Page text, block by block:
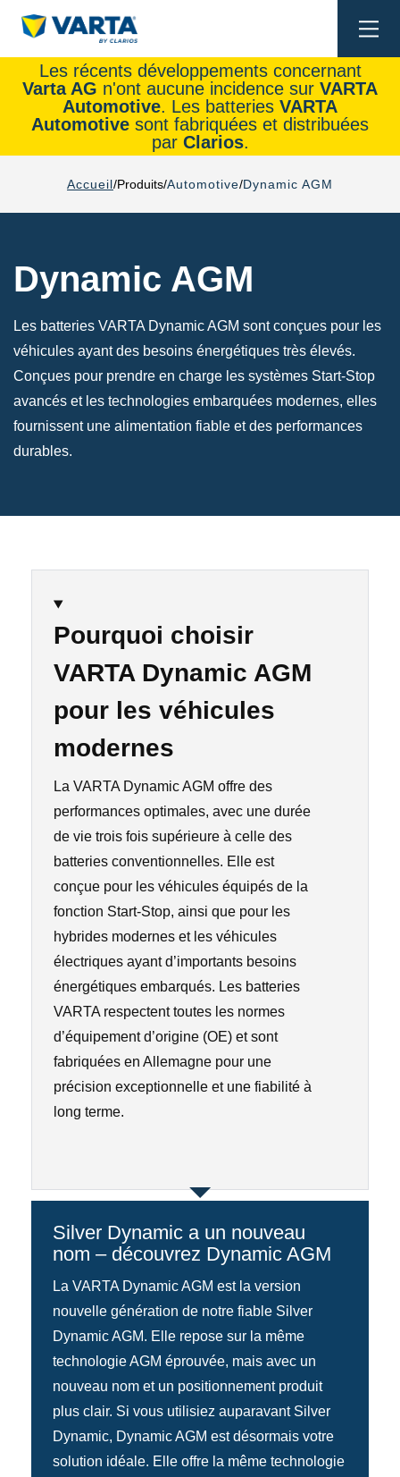
Les récents développements concernant
Varta AG n'ont aucune incidence sur VARTA
Automotive. Les batteries VARTA
Automotive sont fabriquées et distribuées
par Clarios.
Accueil Produits Automotive Dynamic AGM
Dynamic AGM
Les batteries VARTA Dynamic AGM sont conçues pour les
véhicules ayant des besoins énergétiques très élevés.
Conçues pour prendre en charge les systèmes Start-Stop
avancés et les technologies embarquées modernes, elles
fournissent une alimentation fiable et des performances
durables.
Pourquoi choisir
VARTA Dynamic AGM
pour les véhicules
modernes
La VARTA Dynamic AGM offre des
performances optimales, avec une durée
de vie trois fois supérieure à celle des
batteries conventionnelles. Elle est
conçue pour les véhicules équipés de la
fonction Start-Stop, ainsi que pour les
hybrides modernes et les véhicules
électriques ayant d’importants besoins
énergétiques embarqués. Les batteries
VARTA respectent toutes les normes
d’équipement d’origine (OE) et sont
fabriquées en Allemagne pour une
précision exceptionnelle et une fiabilité à
long terme.
Silver Dynamic a un nouveau
nom – découvrez Dynamic AGM
La VARTA Dynamic AGM est la version
nouvelle génération de notre fiable Silver
Dynamic AGM. Elle repose sur la même
technologie AGM éprouvée, mais avec un
nouveau nom et un positionnement produit
plus clair. Si vous utilisiez auparavant Silver
Dynamic, Dynamic AGM est désormais votre
solution idéale. Elle offre la même technologie